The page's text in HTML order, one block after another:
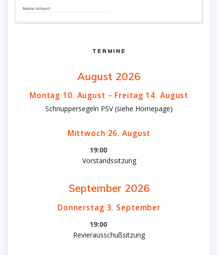
TERMINE
August 2026
Montag 10. August – Freitag 14. August
Schnuppersegeln PSV (siehe Homepage)
Mittwoch 26. August
19:00
Vorstandssitzung
September 2026
Donnerstag 3. September
19:00
Revierausschußsitzung